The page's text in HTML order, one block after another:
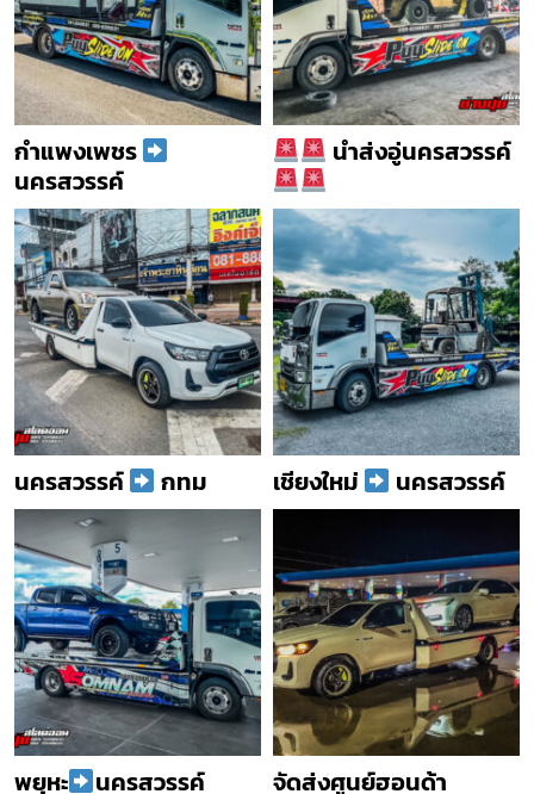
กำแพงเพชร
นครสวรรค์
นำส่งอู่นครสวรรค์
นครสวรรค์ กทม เชียงใหม่ นครสวรรค์
พยุหะ นครสวรรค์ จัดส่งศูนย์ฮอนด้า